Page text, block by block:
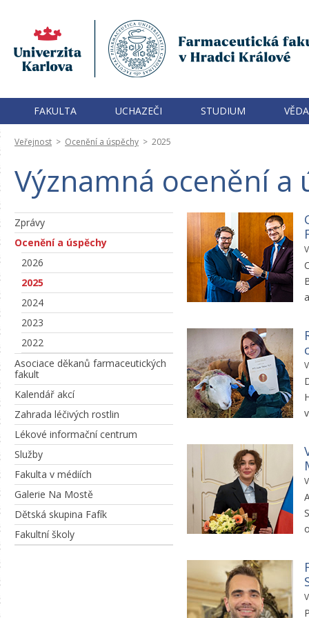
FAKULTA UCHAZEČI STUDIUM
Veřejnost > Ocenění a úspěchy > 2025
Významná ocenění a
Zprávy
Ocenění a úspěchy
2026
2025
2024
2023
2022
Asociace děkanů farmaceutických
fakult
Kalendář akcí
Zahrada léčivých rostlin
Lékové informační centrum
Služby
Fakulta v médiích
Galerie Na Mostě
Dětská skupina Fafík
Fakultní školy